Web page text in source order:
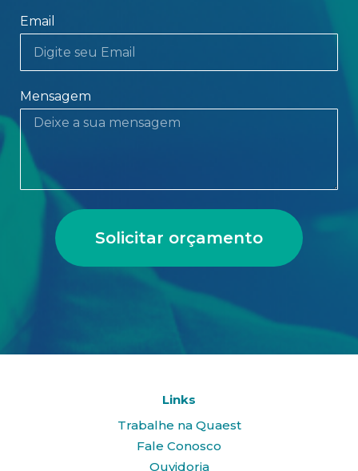
Email
Mensagem
Solicitar orçamento
Links
Trabalhe na Quaest
Fale Conosco
Ouvidoria